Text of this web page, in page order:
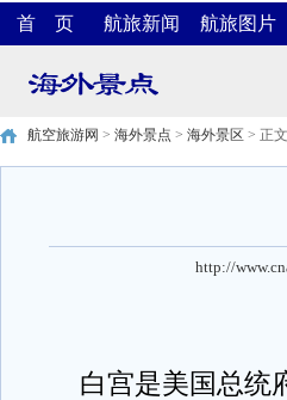
首 页 航旅新闻 航旅图片
航空旅游网 > 海外景点 > 海外景区 > 正文
http://
白宫是美国总统